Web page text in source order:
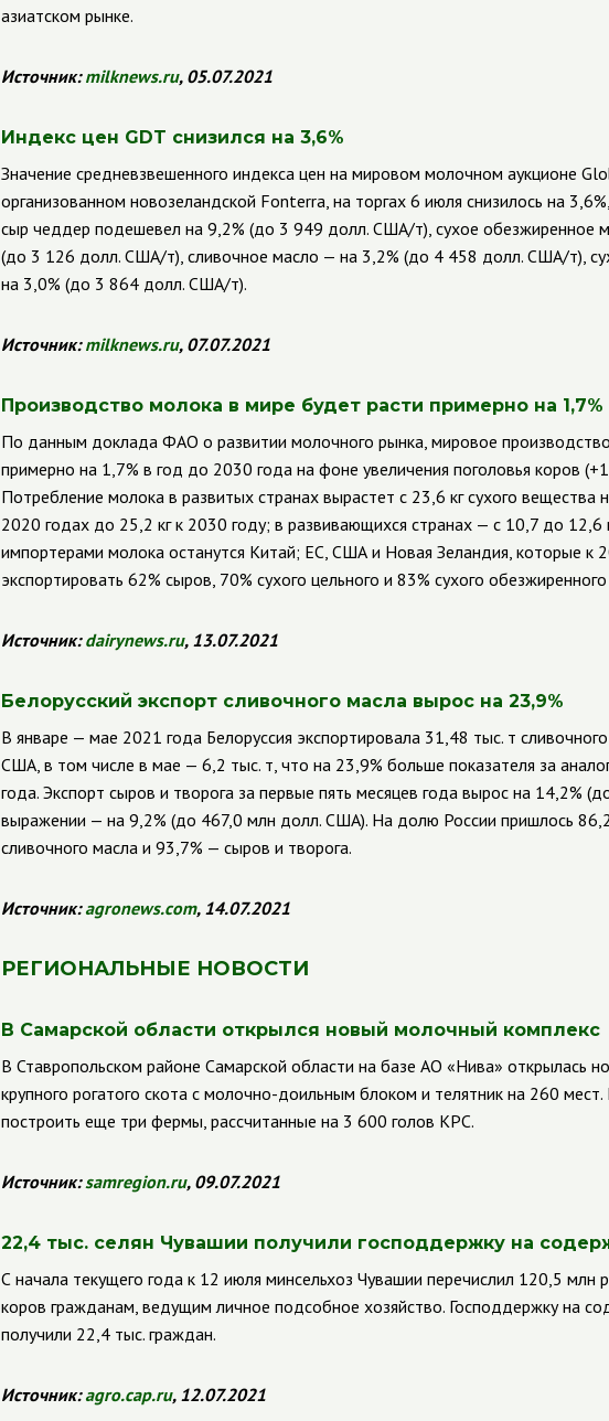
азиатском рынке.
Источник:milknews.ru, 05.07.2021
Индекс цен GDT снизился на 3,6%
Значение средневзвешенного индекса цен на мировом молочном аукционе
организованном новозеландской Fonterra на торгах 6 июля снизилось на
сыр чеддер подешевел на 9,2% (до 3 949 долл. США/т), сухое обезжиренное
(до 3 126 долл. США/т), сливочное масло — на 3,2% (до 4 458 долл. США/т),
на 3,0% (до 3 864 долл. США/т).
Источник:milknews.ru, 07.07.2021
Производство молока в мире будет расти примерно на
По данным доклада ФАО о развитии молочного рынка, мировое
примерно на 1,7% в год до 2030 года на фоне увеличения поголовья коров
Потребление молока в развитых странах вырастет с 23,6 кг сухого вещества
2020 годах до 25,2 кг к 2030 году; в развивающихся странах — с 10,7 до 12,6
импортерами молока останутся Китай; ЕС, США и Новая Зеландия, которые к
экспортировать 62% сыров, 70% сухого цельного и 83% сухого
Источник:dairynews.ru, 13.07.2021
Белорусский экспорт сливочного масла вырос на 23,9%
В январе — мае 2021 года Белоруссия экспортировала 31,48 тыс. т
США, в том числе в мае — 6,2 тыс. т, что на 23,9% больше показателя за
года. Экспорт сыров и творога за первые пять месяцев года вырос на 14,2%
выражении — на 9,2% (до 467,0 млн долл. США). На долю России пришлось
сливочного масла и 93,7% — сыров и творога.
Источник:agronews.com, 14.07.2021
РЕГИОНАЛЬНЫЕ НОВОСТИ
В Самарской области открылся новый молочный комплекс
В Ставропольском районе Самарской области на базе АО «Нива» открылась
крупного рогатого скота с молочно-доильным блоком и телятник на 260
построить еще три фермы, рассчитанные на 3 600 голов КРС.
Источник:samregion.ru, 09.07.2021
22,4 тыс. селян Чувашии получили господдержку на
С начала текущего года к 12 июля минсельхоз Чувашии перечислил 120,5 млн
коров гражданам, ведущим личное подсобное хозяйство. Господдержку на
получили 22,4 тыс. граждан.
Источник:agro.cap.ru, 12.07.2021